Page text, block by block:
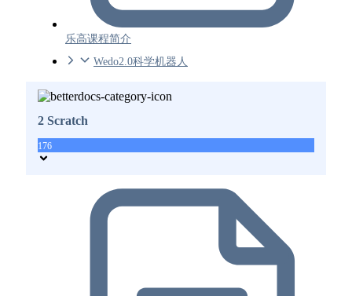
乐高课程简介
Wedo2.0科学机器人
2 Scratch
176